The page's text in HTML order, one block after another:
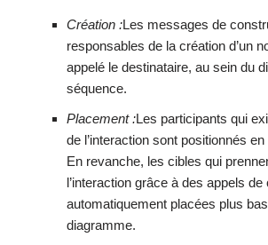
Création :Les messages de
responsables de la création d’un
appelé le destinataire, au sein du
séquence.
Placement :Les participants qui
de l’interaction sont positionnés
En revanche, les cibles qui
l’interaction grâce à des appels
automatiquement placées plus
diagramme.